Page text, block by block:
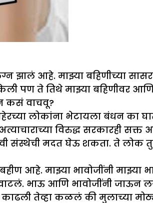
झालं आहे. माझ् या बहिणीच्या
पण ते तिथे माझ् या बहिणीवर
कसं वाचवू?
लोकांना भेटायला बंधन
विरुद्ध सरकारही सक्त
मदत घेऊ शकता. ते लोक
आहे. माझ् या भावोजींनी माझ्
भाऊ आणि भावोजींनी जाऊन
काढली तेव्हा कळलं की मुलाच्या